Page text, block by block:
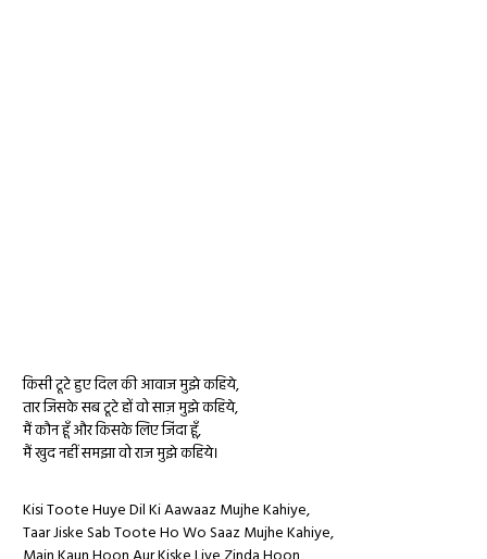
किसी टूटे हुए दिल की आवाज मुझे कहिये,
तार जिसके सब टूटे हों वो साज़ मुझे कहिये,
मैं कौन हूँ और किसके लिए जिंदा हूँ,
मैं खुद नहीं समझा वो राज मुझे कहिये।
Kisi Toote Huye Dil Ki Aawaaz Mujhe Kahiye,
Taar Jiske Sab Toote Ho Wo Saaz Mujhe Kahiye,